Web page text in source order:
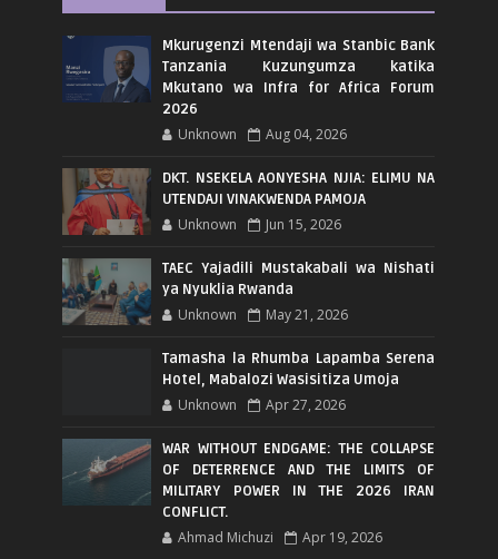
Mkurugenzi Mtendaji wa Stanbic Bank
Tanzania Kuzungumza katika
Mkutano wa Infra for Africa Forum
2026
Unknown Aug 04, 2026
DKT. NSEKELA AONYESHA NJIA: ELIMU NA
UTENDAJI VINAKWENDA PAMOJA
Unknown Jun 15, 2026
TAEC Yajadili Mustakabali wa Nishati
ya Nyuklia Rwanda
Unknown May 21, 2026
Tamasha la Rhumba Lapamba Serena
Hotel, Mabalozi Wasisitiza Umoja
Unknown Apr 27, 2026
WAR WITHOUT ENDGAME: THE COLLAPSE
OF DETERRENCE AND THE LIMITS OF
MILITARY POWER IN THE 2026 IRAN
CONFLICT.
Ahmad Michuzi Apr 19, 2026